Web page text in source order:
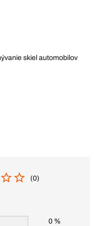
skiel automobilov
(0)
0 %